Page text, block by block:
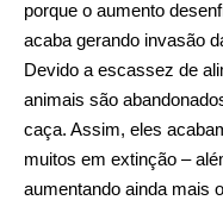
porque o aumento
acaba gerando invasão
Devido a escassez de
animais são
caça. Assim, eles
muitos em extinção –
aumentando ainda mais